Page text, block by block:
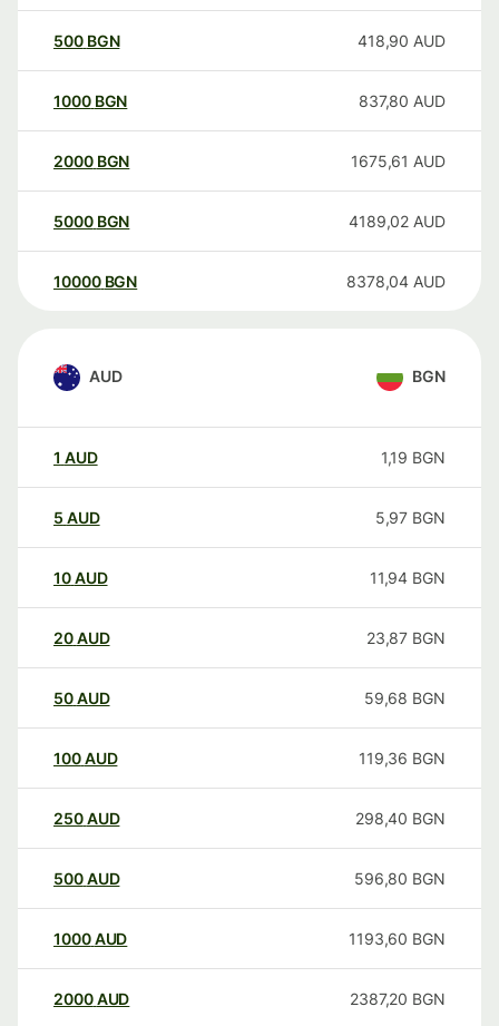
500 BGN 418,90 AUD
1000 BGN 837,80 AUD
2000 BGN 1675,61 AUD
5000 BGN 4189,02 AUD
10000 BGN 8378,04 AUD
AUD BGN
1 AUD 1,19 BGN
5 AUD 5,97 BGN
10AUD 11,94 BGN
20AUD 23,87 BGN
50AUD 59,68 BGN
100AUD 119,36 BGN
250AUD 298,40 BGN
500AUD 596,80 BGN
1000AUD 1193,60 BGN
2000AUD 2387,20 BGN